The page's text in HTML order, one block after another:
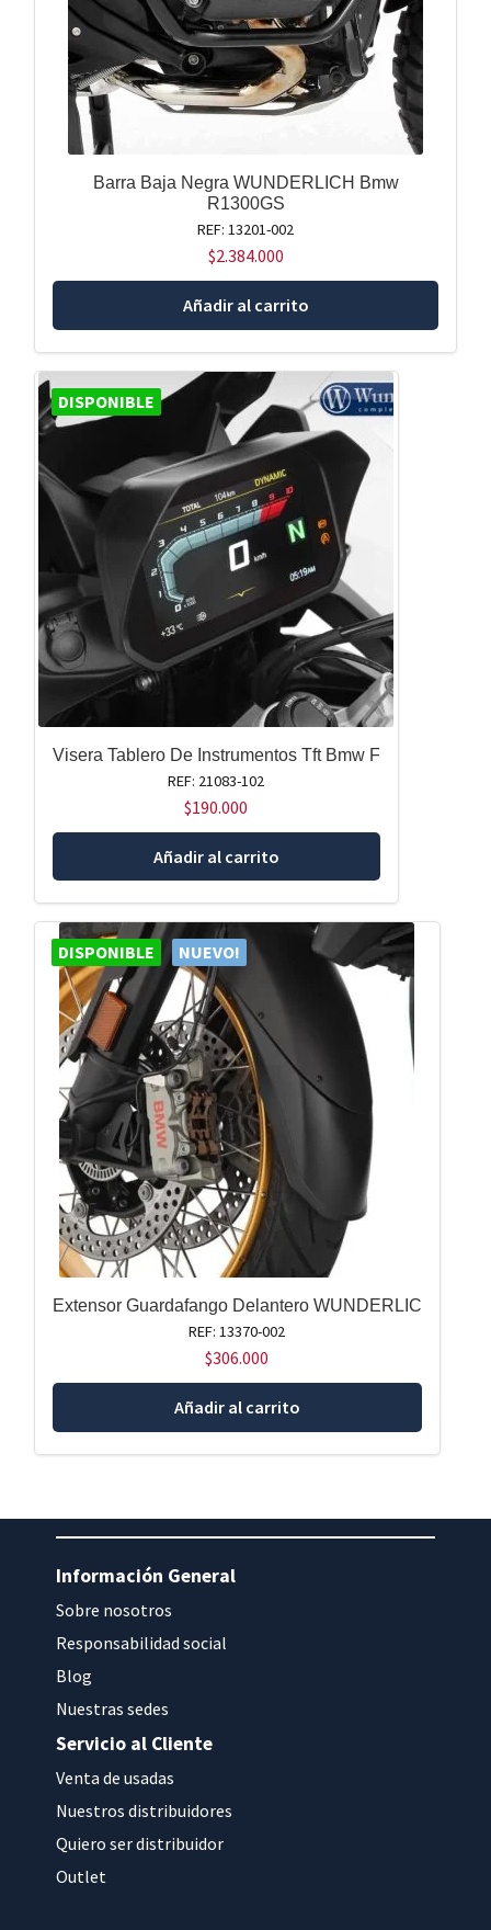
Barra Baja Negra WUNDERLICH Bmw
R1300GS
REF: 13201-002
$2.384.000
Añadir al carrito
DISPONIBLE
Visera Tablero De Instrumentos Tft Bmw F
REF: 21083-102
$190.000
Añadir al carrito
DISPONIBLE NUEVO!
Extensor Guardafango Delantero WUNDERLIC
REF: 13370-002
$306.000
Añadir al carrito
Información General
Sobre nosotros
Responsabilidad social
Blog
Nuestras sedes
Servicio al Cliente
Venta de usadas
Nuestros distribuidores
Quiero ser distribuidor
Outlet